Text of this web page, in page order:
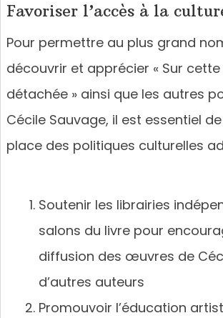
Favoriser l’accès à la
Pour permettre au plus grand
découvrir et apprécier « Sur
détachée » ainsi que les autres
Cécile Sauvage, il est essentiel
place des politiques culturelles
Soutenir les librairies
salons du livre pour
diffusion des œuvres de
d’autres auteurs
Promouvoir l’éducation